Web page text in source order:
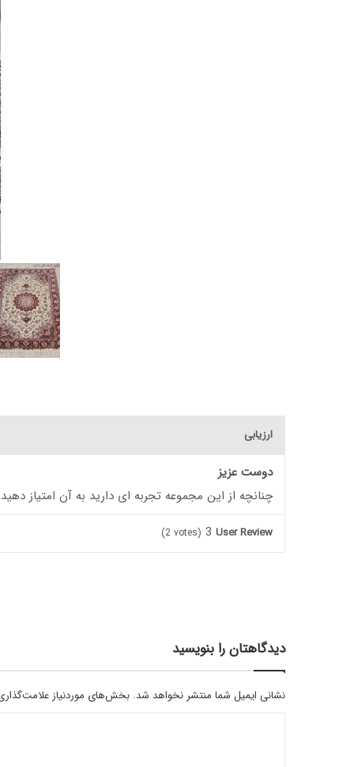
ارزیابی
دوست عزیز
چنانچه از این مجموعه تجربه ای دارید به آن امتیاز دهید
User Review
3
(2 votes)
دیدگاهتان را بنویسید
نشانی ایمیل شما منتشر نخواهد شد. بخش‌های موردنیاز